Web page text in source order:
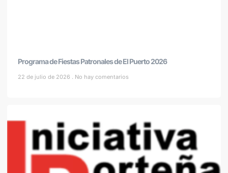
Programa de Fiestas Patronales de El Puerto 2026
22 de julio de 2026 No hay comentarios